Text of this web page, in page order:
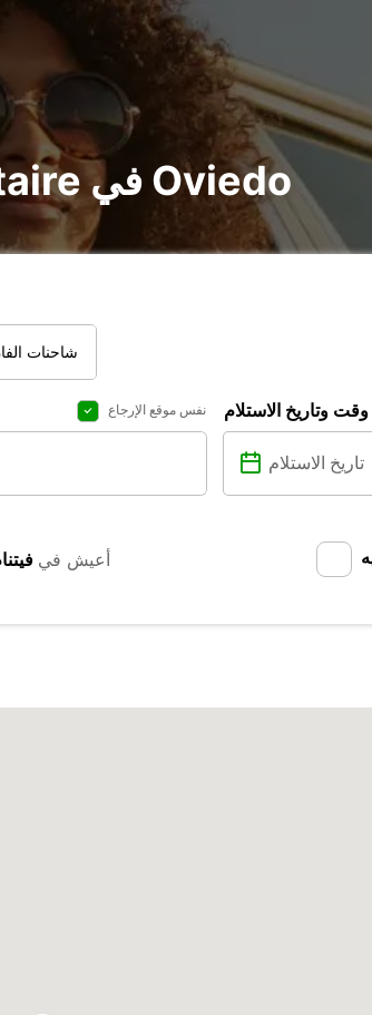
تأجير voiture و utilitaire في Oviedo
شاحنات
نفس موقع الإرجاع وقت وتاريخ الاستلام
أعيش في